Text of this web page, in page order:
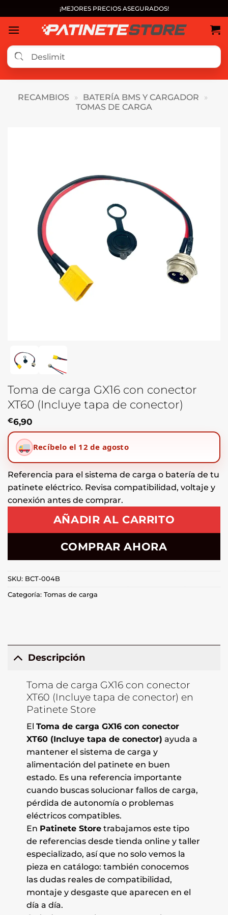
al
contenido
¡MEJORES PRECIOS ASEGURADOS!
RECAMBIOS » BATERÍA BMS Y CARGADOR
»
TOMAS DE CARGA
Toma de carga GX16 con conector
XT60 (Incluye tapa de conector)
€6,90
Recíbelo el 12 de agosto
Referencia para el sistema de carga o batería de tu
patinete eléctrico. Revisa compatibilidad, voltaje y
conexión antes de comprar.
AÑADIR AL CARRITO
COMPRAR AHORA
SKU: BCT-004B
Categoría: Tomas de carga
Descripción
Toma de carga GX16 con conector
XT60 (Incluye tapa de conector) en
Patinete Store
El Toma de carga GX16 con conector
XT60 (Incluye tapa de conector) ayuda a
mantener el sistema de carga y
alimentación del patinete en buen
estado. Es una referencia importante
cuando buscas solucionar fallos de carga,
pérdida de autonomía o problemas
eléctricos compatibles.
En Patinete Storetrabajamos este tipo
de referencias desde tienda online y taller
especializado, así que no solo vemos la
pieza en catálogo: también conocemos
las dudas reales de compatibilidad,
montaje y desgaste que aparecen en el
día a día.